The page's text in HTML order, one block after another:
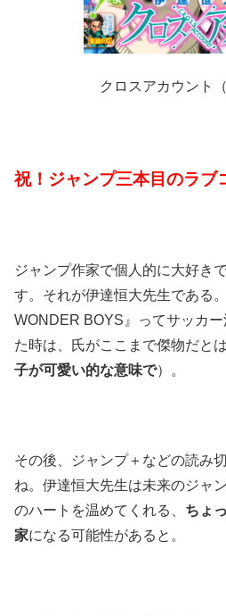
クロスアカウント
祝！ジャンプ三本目のラブ
ジャンプ作家で個人的に大好き
す。それが伊達恒大先生である
WONDER BOYS』ってサッカ
た時は、氏がここまで傑物だと
子が可愛い的な意味で）。
その後、ジャンプ＋などの読み
ね。伊達恒大先生は未来のジャ
のハートを温めてくれる、 ちょ
家になる可能性があると。